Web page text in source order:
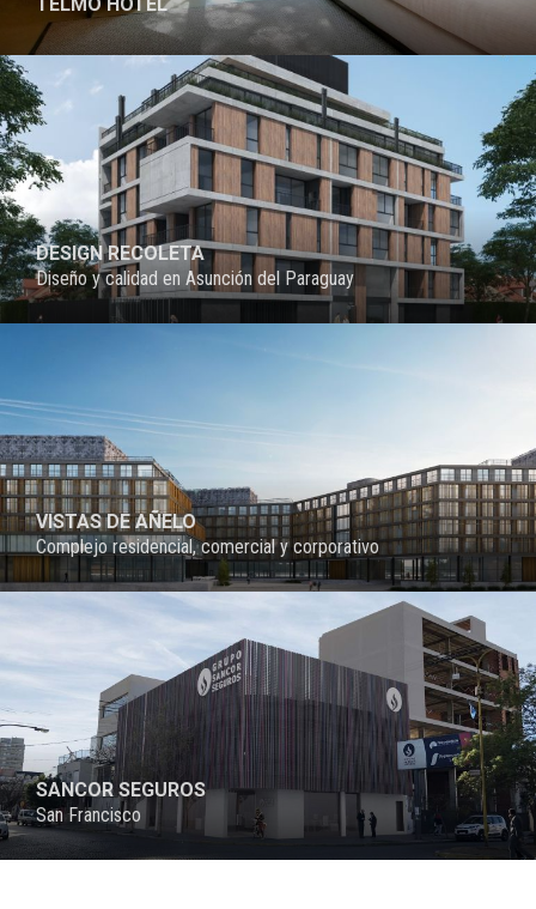
PROYECTO
DESIGN RECOLETA
Diseño y calidad en Asunción del Paraguay
PROYECTO
VISTAS DE AÑELO
Complejo residencial, comercial y corporativo
PROYECTO
SANCOR SEGUROS
San Francisco